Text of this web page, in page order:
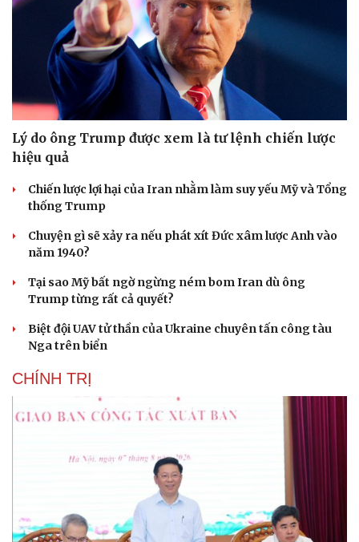
Lý do ông Trump được xem là tư lệnh chiến lược
hiệu quả
Chiến lược lợi hại của Iran nhằm làm suy yếu Mỹ và Tổng
thống Trump
Chuyện gì sẽ xảy ra nếu phát xít Đức xâm lược Anh vào
năm 1940?
Tại sao Mỹ bất ngờ ngừng ném bom Iran dù ông
Trump từng rất cả quyết?
Biệt đội UAV tử thần của Ukraine chuyên tấn công tàu
Nga trên biển
CHÍNH TRỊ